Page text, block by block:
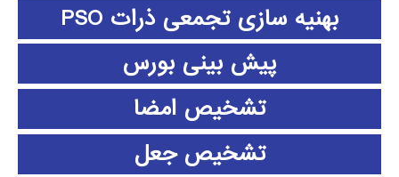
بهنیه سازی تجمعی ذرات PSO
پیش بینی بورس
تشخیص امضا
تشخیص جعل